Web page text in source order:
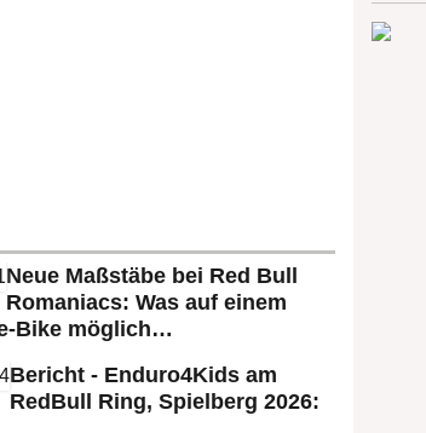
Neue Maßstäbe bei Red Bull
Romaniacs: Was auf einem
Bike möglich…
Bericht - Enduro4Kids am
RedBull Ring, Spielberg 2026: